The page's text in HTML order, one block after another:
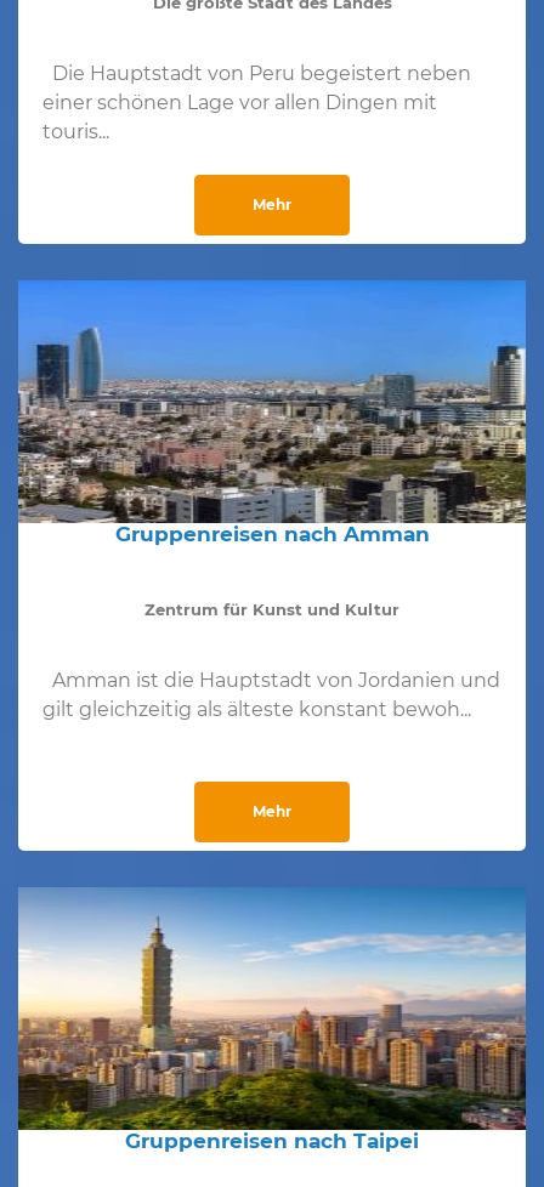
Die Hauptstadt von Peru begeistert neben
einer schönen Lage vor allen Dingen mit
touris...
Mehr
Gruppenreisen nach Amman
Zentrum für Kunst und Kultur
Amman ist die Hauptstadt von Jordanien und
gilt gleichzeitig als älteste konstant bewoh...
Mehr
Gruppenreisen nach Taipei